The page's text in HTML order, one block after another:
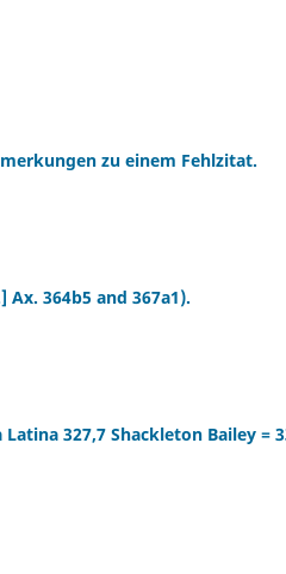
zu einem Fehlzitat.
364b5 and 367a1).
327,7 Shackleton Bailey =